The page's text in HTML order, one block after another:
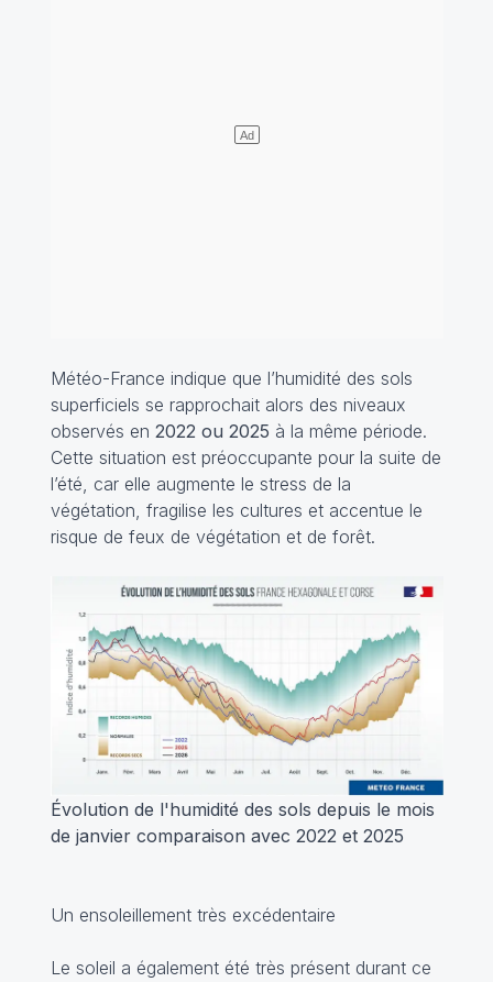
Météo-France indique que l’humidité des sols
superficiels se rapprochait alors des niveaux
observés en 2022 ou 2025 à la même période.
Cette situation est préoccupante pour la suite de
l’été, car elle augmente le stress de la
végétation, fragilise les cultures et accentue le
risque de feux de végétation et de forêt.
Évolution de l'humidité des sols depuis le mois
de janvier comparaison avec 2022 et 2025
Un ensoleillement très excédentaire
Le soleil a également été très présent durant ce